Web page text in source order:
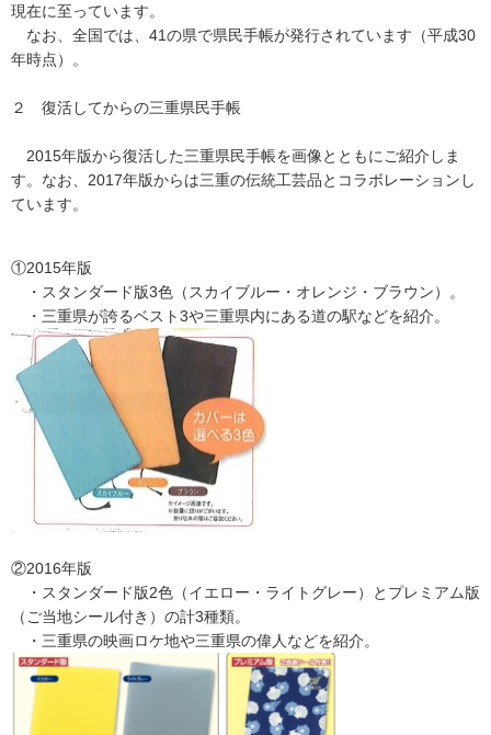
現在に至っています。
なお、全国では、41の県で県民手帳が発行されています（平成30
年時点）。
２ 復活してからの三重県民手帳
2015年版から復活した三重県民手帳を画像とともにご紹介しま
す。なお、2017年版からは三重の伝統工芸品とコラボレーションし
ています。
①2015年版
・スタンダード版3色（スカイブルー・オレンジ・ブラウン）。
・三重県が誇るベスト3や三重県内にある道の駅などを紹介。
②2016年版
・スタンダード版2色（イエロー・ライトグレー）とプレミアム版
（ご当地シール付き）の計3種類。
・三重県の映画ロケ地や三重県の偉人などを紹介。